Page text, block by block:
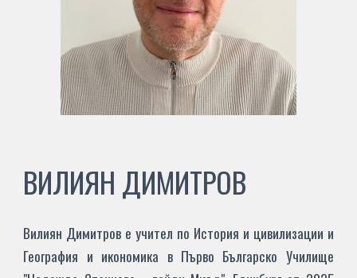
ВИЛИЯН ДИМИТРОВ
Вилиян Димитров е учител по История и цивилизации и
География и икономика в Първо Българско Училище